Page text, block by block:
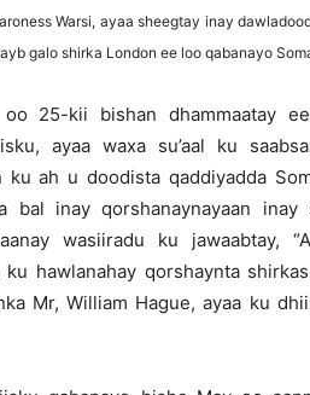
Warsi, ayaa sheegtay inay
galo shirka London ee loo qabanayo
25-kii bishan dhammaatay
ayaa waxa su’aal ku
ku ah u doodista qaddiyadda
bal inay qorshanaynayaan
wasiiradu ku jawaabtay,
ku hawlanahay qorshaynta
Mr, William Hague, ayaa ku